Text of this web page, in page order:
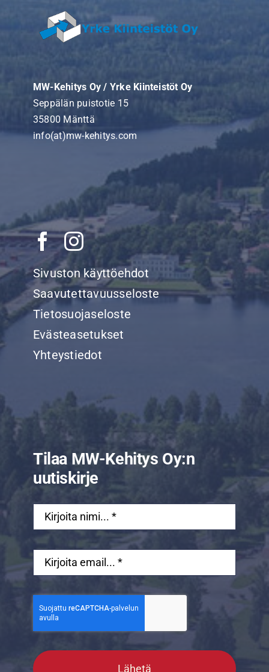
MW-Kehitys Oy / Yrke Kiinteistöt Oy
Seppälän puistotie 15
35800 Mänttä
info(at)mw-kehitys.com
Sivuston käyttöehdot
Saavutettavuusseloste
Tietosuojaseloste
Evästeasetukset
Yhteystiedot
Tilaa MW-Kehitys Oy:n
uutiskirje
Lähetä